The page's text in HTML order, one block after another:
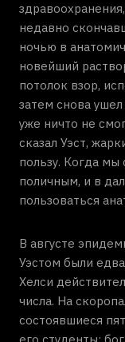
недавно
ночью в
новейший
потолок взор,
затем снова
уже ничто не
сказал Уэст,
пользу. Когда мы
поличным, и в
пользоваться
В августе
Уэстом были
Хелси
числа. На
состоявшиеся